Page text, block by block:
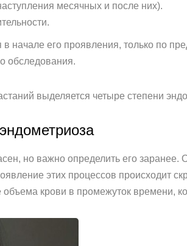
месячных и после них).
начале его проявления, только по
обследования.
выделяется четыре степени
но важно определить его заранее.
этих процессов происходит
крови в промежуток времени,